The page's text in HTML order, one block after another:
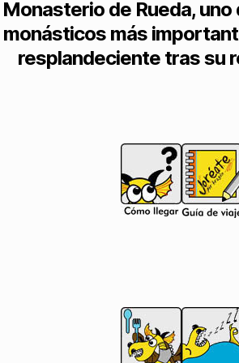
de Rueda,
monásticos más
resplandeciente tras su